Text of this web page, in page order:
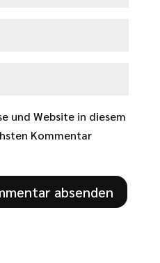
und Website in diesem
Kommentar